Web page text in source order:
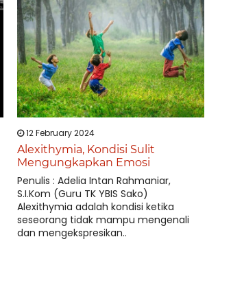
12 February 2024
Alexithymia, Kondisi Sulit
Mengungkapkan Emosi
Penulis : Adelia Intan Rahmaniar,
S.I.Kom (Guru TK YBIS Sako)
Alexithymia adalah kondisi ketika
seseorang tidak mampu mengenali
dan mengekspresikan..